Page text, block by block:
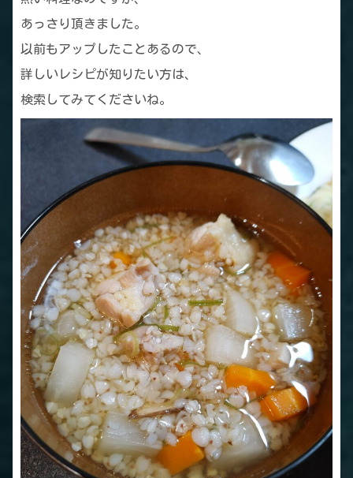
あっさり頂きました。
以前もアップしたことあるので、
詳しいレシピが知りたい方は、
検索してみてくださいね。